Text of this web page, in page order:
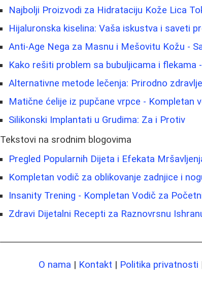
Najbolji Proizvodi za Hidrataciju Kože Lica
Hijaluronska kiselina: Vaša iskustva i saveti
Anti-Age Nega za Masnu i Mešovitu Kožu -
Kako rešiti problem sa bubuljicama i flekama
Alternativne metode lečenja: Prirodno
Matične ćelije iz pupčane vrpce - Kompletan
Silikonski Implantati u Grudima: Za i Protiv
Tekstovi na srodnim blogovima
Pregled Popularnih Dijeta i Efekata
Kompletan vodič za oblikovanje zadnjice i
Insanity Trening - Kompletan Vodič za
Zdravi Dijetalni Recepti za Raznovrsnu
O nama | Kontakt | Politika privatnosti